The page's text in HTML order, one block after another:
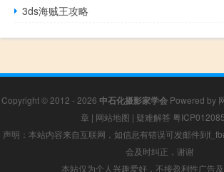
3ds海贼王攻略
Copyright © 2012 - 2026 中石化摄影家学会Powered by
章 | 网站地图 | 疑难解答 粤
声明：本站内容来自互联网，如信息有错误可发邮件到
会及时纠正，谢谢
本站仅为个人兴趣爱好，不接盈利性广告